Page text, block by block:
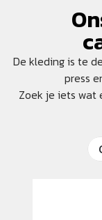
De kleding is te
press
Zoek je iets wat